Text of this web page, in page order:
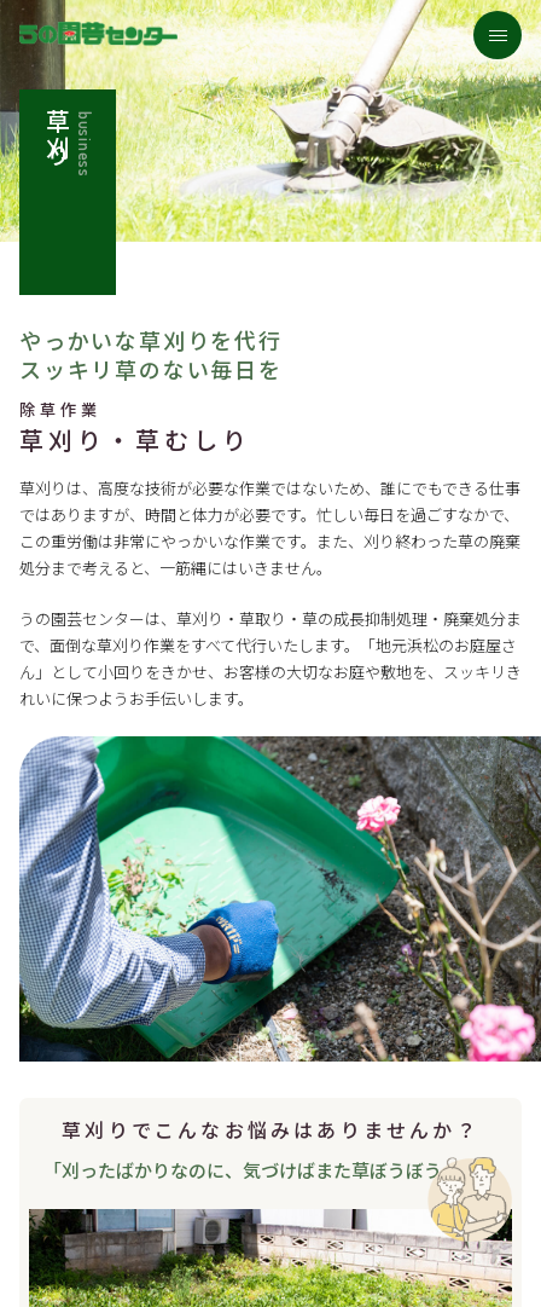
うの園芸センターについて
業務紹介
お客さまの声
business
草刈り
やっかいな草刈りを代行
スッキリ草のない毎日を
除草作業
草刈り・ 草むしり
草刈りは、高度な技術が必要な作業ではないため、誰にでもできる仕事
ではありますが、時間と体力が必要です。忙しい毎日を過ごすなかで、
この重労働は非常にやっかいな作業です。また、刈り終わった草の廃棄
処分まで考えると、一筋縄にはいきません。
うの園芸センターは、草刈り・草取り・草の成長抑制処理・廃棄処分ま
で、面倒な草刈り作業をすべて代行いたします。「地元浜松のお庭屋さ
ん」として小回りをきかせ、お客様の大切なお庭や敷地を、スッキリき
れいに保つようお手伝いします。
草刈りでこんなお悩みは ありませんか？
「刈ったばかりなのに、 気づけばまた草ぼうぼう…」